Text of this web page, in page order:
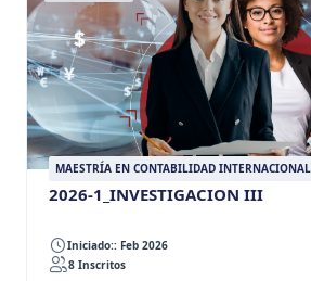
MAESTRÍA EN CONTABILIDAD INTERNACIONAL
2026-1_INVESTIGACION III
Iniciado:: Feb 2026
8 Inscritos